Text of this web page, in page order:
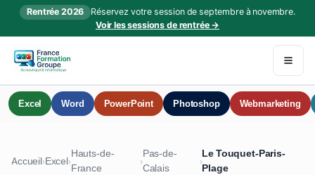
Rentrée 2026
Réservez votre session de septembre à novembre.
Voir les sessions de rentrée →
Excel Word PowerPoint Photoshop Webmarketing
Accueil›Excel›
Hauts-de-
France
›
Pas-de-
Calais
›
Le Touquet-Paris-
Plage